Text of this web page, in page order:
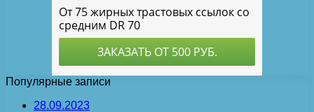
Популярные записи
28.09.2023